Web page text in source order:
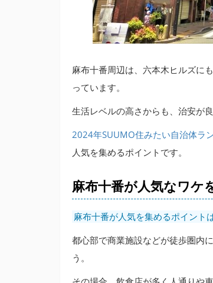
麻布十番周辺は、六本木ヒルズに
っています。
生活レベルの高さからも、治安が
2024年SUUMO住みたい自治体ラ
人気を集めるポイントです。
麻布十番が人気なワケ
麻布十番が人気を集めるポイント
都心部で商業施設などが徒歩圏内
う。